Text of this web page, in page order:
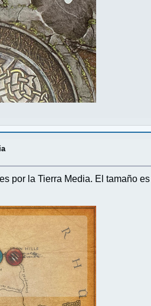
por la Tierra Media. El tamaño